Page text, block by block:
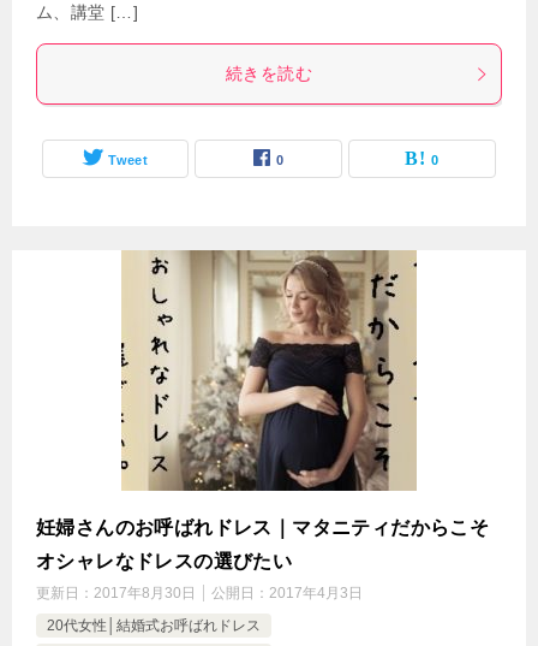
ム、講堂 […]
続きを読む
Tweet 0 0
妊婦さんのお呼ばれドレス｜マタニティだからこそ
オシャレなドレスの選びたい
更新日： 2017年8月30日 公開日： 2017年4月3日
20代女性│結婚式お呼ばれドレス